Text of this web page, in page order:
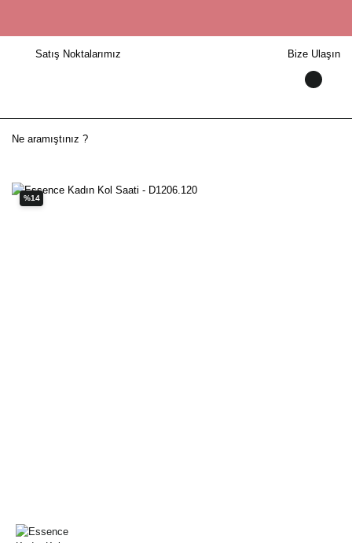
Satış Noktalarımız Bize Ulaşın
%14